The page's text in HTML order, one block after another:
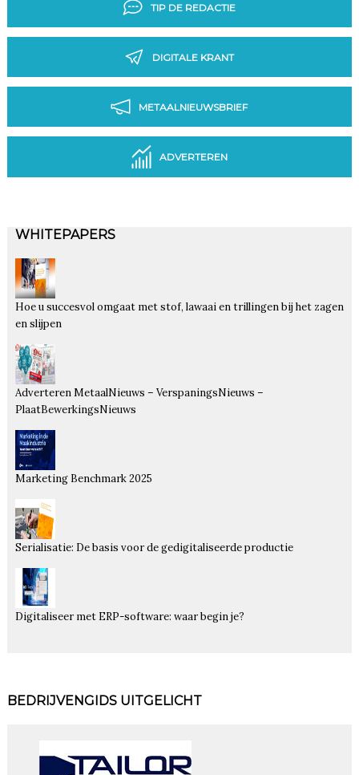
TIP DE REDACTIE
DIGITALE KRANT
METAALNIEUWSBRIEF
ADVERTEREN
WHITEPAPERS
Hoe u succesvol omgaat met stof, lawaai en trillingen bij het zagen
en slijpen
Adverteren MetaalNieuws – VerspaningsNieuws –
PlaatBewerkingsNieuws
Marketing Benchmark 2025
Serialisatie: De basis voor de gedigitaliseerde productie
Digitaliseer met ERP-software: waar begin je?
BEDRIJVENGIDS UITGELICHT